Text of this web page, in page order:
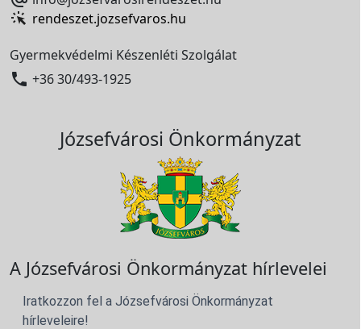
rendeszet.jozsefvaros.hu
Gyermekvédelmi Készenléti Szolgálat
 +36 30/493-1925
Józsefvárosi Önkormányzat
A Józsefvárosi Önkormányzat hírlevelei
Iratkozzon fel a Józsefvárosi Önkormányzat
hírleveleire!